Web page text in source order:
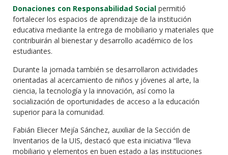
Donaciones con Responsabilidad Social permitió
fortalecer los espacios de aprendizaje de la institución
educativa mediante la entrega de mobiliario y materiales que
contribuirán al bienestar y desarrollo académico de los
estudiantes.
Durante la jornada también se desarrollaron actividades
orientadas al acercamiento de niños y jóvenes al arte, la
ciencia, la tecnología y la innovación, así como la
socialización de oportunidades de acceso a la educación
superior para la comunidad.
Fabián Eliecer Mejía Sánchez, auxiliar de la Sección de
Inventarios de la UIS, destacó que esta iniciativa “lleva
mobiliario y elementos en buen estado a las instituciones